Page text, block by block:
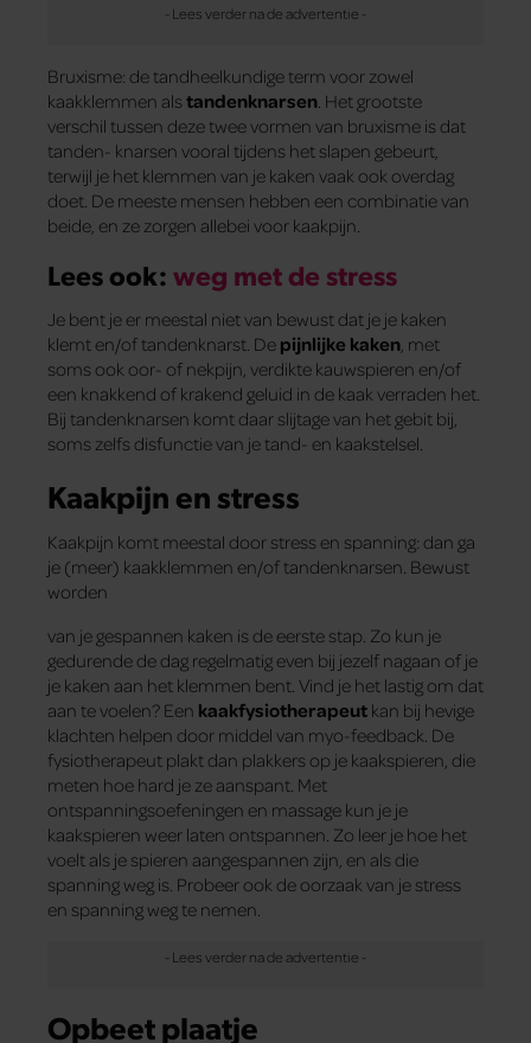
Bruxisme: de tandheelkundige term voor zowel
kaakklemmen alstandenknarsen. Het grootste
verschil tussen deze twee vormen van bruxisme is dat
tanden- knarsen vooral tijdens het slapen gebeurt,
terwijl je het klemmen van je kaken vaak ook overdag
doet. De meeste mensen hebben een combinatie van
beide, en ze zorgen allebei voor kaakpijn.
Lees ook:weg met de stress
Je bent je er meestal niet van bewust dat je je kaken
klemt en/of tandenknarst. De pijnlijke kaken, met
soms ook oor- of nekpijn, verdikte kauwspieren en/of
een knakkend of krakend geluid in de kaak verraden het.
Bij tandenknarsen komt daar slijtage van het gebit bij,
soms zelfs disfunctie van je tand- en kaakstelsel.
Kaakpijn en stress
Kaakpijn komt meestal door stress en spanning: dan ga
je (meer) kaakklemmen en/of tandenknarsen. Bewust
worden
van je gespannen kaken is de eerste stap. Zo kun je
gedurende de dag regelmatig even bij jezelf nagaan of je
je kaken aan het klemmen bent. Vind je het lastig om dat
aan te voelen? Een kaakfysiotherapeut kan bij hevige
klachten helpen door middel van myo-feedback. De
fysiotherapeut plakt dan plakkers op je kaakspieren, die
meten hoe hard je ze aanspant. Met
ontspanningsoefeningen en massage kun je je
kaakspieren weer laten ontspannen. Zo leer je hoe het
voelt als je spieren aangespannen zijn, en als die
spanning weg is. Probeer ook de oorzaak van je stress
en spanning weg te nemen.
Opbeet plaatje